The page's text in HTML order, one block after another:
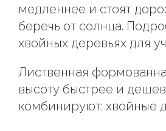
медленнее и стоят
беречь от солнца.
хвойных деревьях для
Лиственная
высоту быстрее и
комбинируют: хвойные